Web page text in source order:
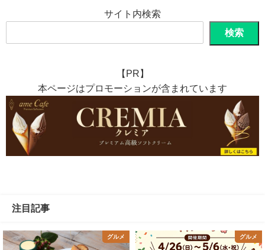
サイト内検索
検索
【PR】
本ページはプロモーションが含まれています
注目記事
グルメ グルメ